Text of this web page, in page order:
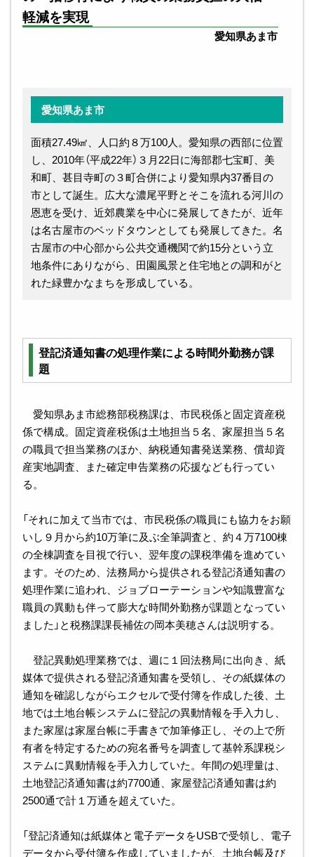
軽減を実現
愛知県あま市
愛知県あま市
面積27.49㎢、人口約８万100人。愛知県の西部に位置
し、2010年（平成22年）３月22日に海部郡七宝町、美
和町、甚目寺町の３町合併により愛知県内37番目の
市として誕生。広大な濃尾平野とそこを流れる河川の
恩恵を受け、近郊農業を中心に発展してきたが、近年
は名古屋市のベッドタウンとしても発展してきた。名
古屋市の中心部から公共交通機関で約15分という立
地条件にありながら、田園風景と住宅地との調和がと
れた緑豊かなまちを形成している。
登記済通知書の処理作業による時間外勤務が課
題
愛知県あま市総務部税務課は、市民税係と固定資産税
係で構成。固定資産税係は土地担当５名、家屋担当５名
の職員で担当業務のほか、納税通知書発送業務、償却資
産実地調査、また確定申告業務の応援なども行ってい
る。
「それに加えて当市では、市民税係の職員にも協力をお願
いし９月から約10万筆に及ぶ全筆調査と、約４万7100棟
の全棟調査を目視で行い、翌年度の課税準備を進めてい
ます。そのため、法務局から提供される登記済通知書の
処理作業に追われ、ジョブローテーションや知識豊富な
職員の異動も伴って膨大な時間外勤務が課題となってい
ました」と税務課課長補佐の岡本美穂さんは説明する。
登記異動処理業務では、週に１回法務局に出向き、紙
媒体で提供される登記済通知書を受領し、その紙媒体の
通知を確認しながらエクセルで受付簿を作成した後、土
地では土地台帳システムに登記の異動情報を手入力し、
また家屋は家屋台帳に手書きで加筆修正し、その上で所
有者を特定するための宛名番号を調査して基幹系課税シ
ステムに異動情報を手入力していた。年間の処理量は、
土地登記済通知書は約7700通、家屋登記済通知書は約
2500通で計１万通を超えていた。
「登記済通知は紙媒体と電子データをUSBで受領し、電子
データから受付簿を作成していましたが、土地台帳及び